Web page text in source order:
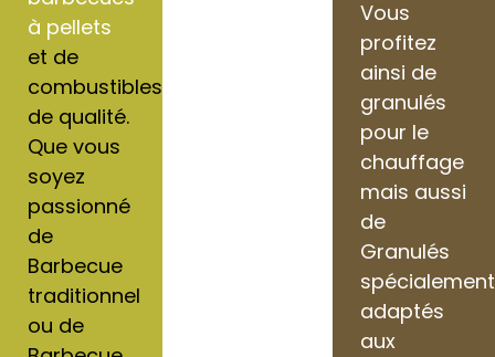
à pellets
et de
combustibles
de qualité.
Que vous
soyez
passionné
de
Barbecue
traditionnel
ou de
Vous
profitez
ainsi de
granulés
pour le
chauffage
mais aussi
de
Granulés
spécialement
adaptés
aux